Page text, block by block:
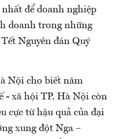
để doanh nghiệp
doanh trong những
Nguyên đán Quý
Nội cho biết năm
xã hội TP. Hà Nội còn
cực từ hậu quả của đại
xung đột Nga –